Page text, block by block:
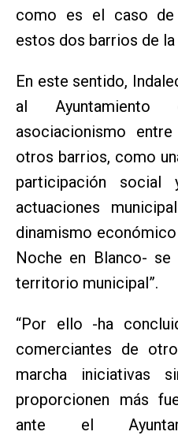
como es el caso
estos dos barrios de la
En este sentido,
al
asociacionismo
otros barrios, como
participación
actuaciones
dinamismo
Noche en Blanco-
territorio municipal”.
“Por ello -ha
comerciantes de
marcha iniciativas
proporcionen más
ante el